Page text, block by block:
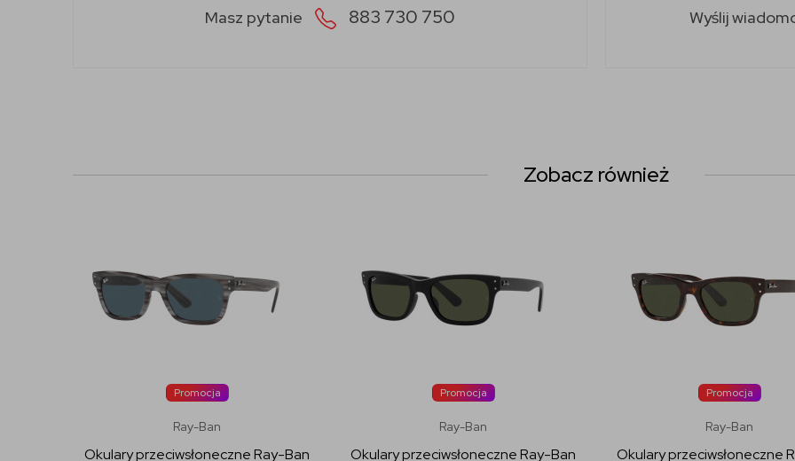
Masz pytanie 883 730 750 Wyślij
Zobacz również
Promocja
Ray-Ban
Okulary przeciwsłoneczne Ray-Ban
Promocja
Ray-Ban
Okulary przeciwsłoneczne Ray-Ban
Promocja
Ray-Ban
Okulary przeciwsłoneczne